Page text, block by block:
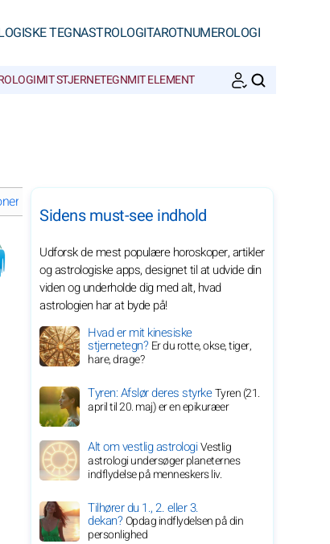
TEGNASTROLOGITAROTNUMEROLOGI
MIT STJERNETEGNMIT ELEMENT
Sidens must-see indhold
Udforsk de mest populære horoskoper, artikler
og astrologiske apps, designet til at udvide din
viden og underholde dig med alt, hvad
astrologien har at byde på!
Hvad er mit kinesiske
stjernetegn?Er du rotte, okse, tiger,
hare, drage?
Tyren: Afslør deres styrkeTyren (21.
april til 20. maj) er en epikuræer
Alt om vestlig astrologiVestlig
astrologi undersøger planeternes
indflydelse på menneskers liv.
Tilhører du 1., 2. eller 3.
dekan?Opdag indflydelsen på din
personlighed